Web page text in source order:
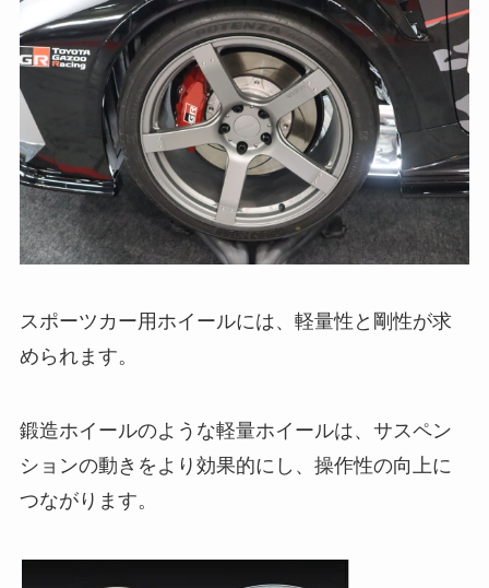
スポーツカー用ホイールには、軽量性と剛性が求
められます。
鍛造ホイールのような軽量ホイールは、サスペン
ションの動きをより効果的にし、操作性の向上に
つながります。